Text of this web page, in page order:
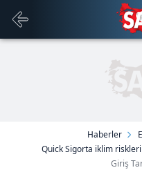
Haberler
Quick Sigorta iklim
Giriş